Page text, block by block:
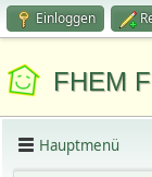
Einloggen
FHEM
Hauptmenü